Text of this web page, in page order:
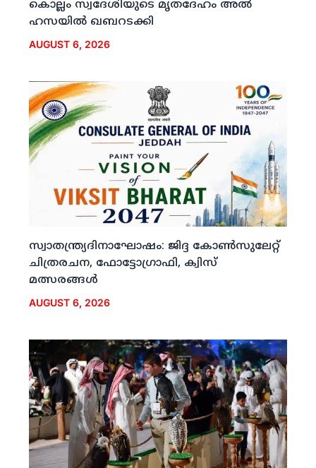
കൊല്ലം സ്വദേശിയുടെ മൃതദേഹം അല്‍
ഹസയില്‍ ഖബറടക്കി
AUGUST 6, 2026
സ്വാതന്ത്ര്യദിനാഘോഷം: ജിദ്ദ കോണ്‍സുലേറ്റ്
ചിത്രരചന, ഫോട്ടോഗ്രാഫി, ക്വിസ്
മത്സരങ്ങള്‍
AUGUST 6, 2026